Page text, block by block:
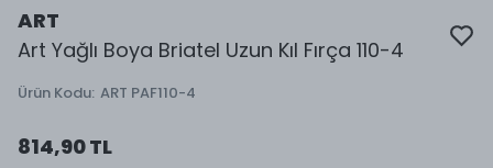
ART
Art Yağlı Boya Briatel Uzun Kıl Fırça 110-4
Ürün Kodu: ART PAF110-4
814,90 TL